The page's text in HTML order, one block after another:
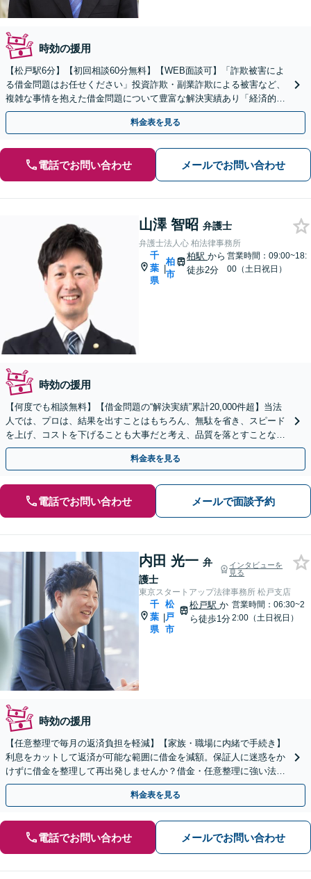
時効の援用
【松戸駅6分】【初回相談60分無料】【WEB面談可】「詐欺被害によ
る借金問題はお任せください」投資詐欺・副業詐欺による被害など、
複雑な事情を抱えた借金問題について豊富な解決実績あり「経済的負
担を軽減する柔軟な料金体系」【休日・夜間相談可】
料金表を見る
電話でお問い合わせ メールでお問い合わせ
山澤 智昭 弁護士
弁護士法人心 柏法律事務所
千
葉
県
|
柏
市
柏駅から
徒歩2分
営業時間：09:00~18:
00（土日祝日）
時効の援用
【何度でも相談無料】【借金問題の“解決実績”累計20,000件超】当法
人では、プロは、結果を出すことはもちろん、無駄を省き、スピード
を上げ、コストを下げることも大事だと考え、品質を落とすことな
く、費用を可能な限り安くすることにこだわります。
料金表を見る
電話でお問い合わせ メールで面談予約
内田 光一 弁
護士
インタビューを
見る
東京スタートアップ法律事務所 松戸支店
千
葉
県
|
松
戸
市
松戸駅か
ら徒歩1分
営業時間：06:30~2
2:00（土日祝日）
時効の援用
【任意整理で毎月の返済負担を軽減】【家族・職場に内緒で手続き】
利息をカットして返済が可能な範囲に借金を減額。保証人に迷惑をか
けずに借金を整理して再出発しませんか？借金・任意整理に強い法律
事務所【実績5,000件以上】【財産を残して借金整理】
料金表を見る
電話でお問い合わせ メールでお問い合わせ